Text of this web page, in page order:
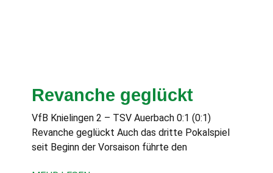
Revanche geglückt
VfB Knielingen 2 – TSV Auerbach 0:1 (0:1)
Revanche geglückt Auch das dritte Pokalspiel
seit Beginn der Vorsaison führte den